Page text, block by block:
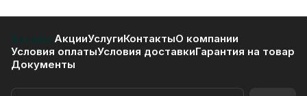
КаталогАкцииУслугиКонтактыО компании
Условия оплатыУсловия доставкиГарантия на товар
Документы